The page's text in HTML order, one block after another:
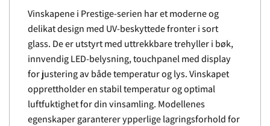
Vinskapene i Prestige-serien har et moderne og
delikat design med UV-beskyttede fronter i sort
glass. De er utstyrt med uttrekkbare trehyller i bøk,
innvendig LED-belysning, touchpanel med display
for justering av både temperatur og lys. Vinskapet
opprettholder en stabil temperatur og optimal
luftfuktighet for din vinsamling. Modellenes
egenskaper garanterer ypperlige lagringsforhold for